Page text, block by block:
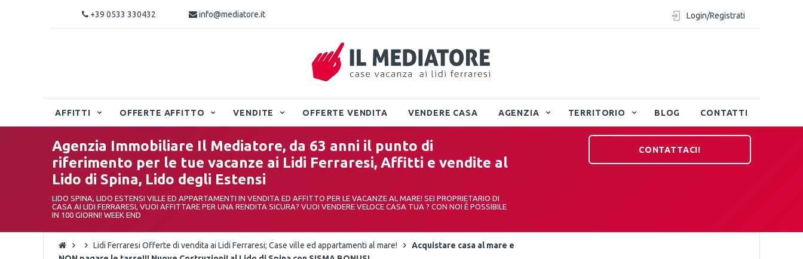
+39 0533 330432 info@mediatore.it Login/Registrati
AFFITTI OFFERTE AFFITTO VENDITE OFFERTE VENDITA VENDERE CASA AGENZIA TERRITORIO BLOG CONTATTI
Agenzia Immobiliare Il Mediatore, da 63 anni il punto di
riferimento per le tue vacanze ai Lidi Ferraresi, Affitti e vendite al
Lido di Spina, Lido degli Estensi
LIDO SPINA, LIDO ESTENSI VILLE ED APPARTAMENTI IN VENDITA ED AFFITTO PER LE VACANZE AL MARE! SEI PROPRIETARIO DI
CASA AI LIDI FERRARESI, VUOI AFFITTARE PER UNA RENDITA SICURA? VUOI VENDERE VELOCE CASA TUA ? CON NOI È POSSIBILE
IN 100 GIORNI! WEEK END
CONTATTACI!
Lidi Ferraresi Offerte di vendita ai Lidi Ferraresi; Case ville ed appartamenti al mare!
Acquistare casa al mare e